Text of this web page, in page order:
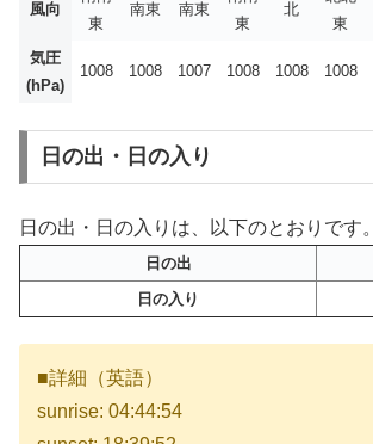
風向
東
南東 南東
東
北
東
気圧
(hPa)
1008 1008 1007 1008 1008 1008
日の出・日の入り
日の出・日の入りは、以下のとおりです。
日の出
日の入り
■詳細（英語）
sunrise: 04:44:54